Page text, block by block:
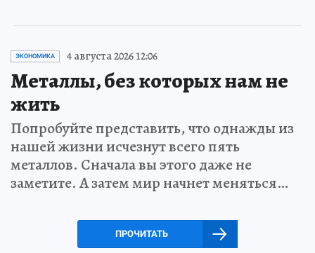
ЭКОНОМИКА 4 августа 2026 12:06
Металлы, без которых нам не
жить
Попробуйте представить, что однажды из
нашей жизни исчезнут всего пять
металлов. Сначала вы этого даже не
заметите. А затем мир начнет меняться…
ПРОЧИТАТЬ